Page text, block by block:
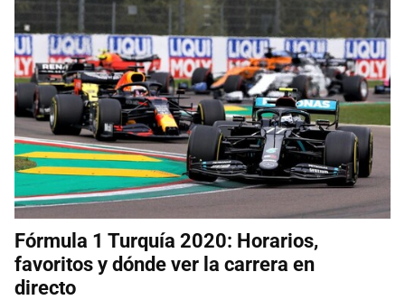
Fórmula 1 Turquía 2020: Horarios,
favoritos y dónde ver la carrera en
directo